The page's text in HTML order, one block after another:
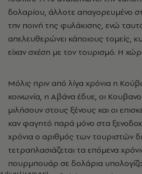
δολαρίου, άλλοτε απαγορευμένο
την ποινή της φυλάκισης, ενώ
απελευθερώνει κάποιους τομείς,
είχαν σχέση με τον τουρισμό. Η
Μόλις πριν από λίγα χρόνια η
κοινωνία, η Αβάνα έδυε, οι
μιλήσουν στους ξένους και οι
καν φαγητό παρά μόνο στα
χρόνια ο αριθμός των τουριστών
τετραπλασιάζεται τα επόμενα
πουρμπουάρ σε δολάρια